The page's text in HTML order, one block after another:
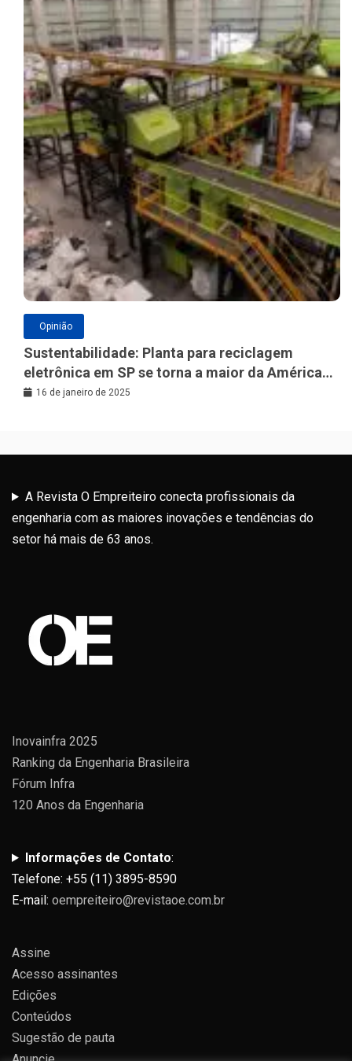
Opinião
Sustentabilidade: Planta para reciclagem
eletrônica em SP se torna a maior da América
Latina
16 de janeiro de 2025
A Revista O Empreiteiro conecta profissionais da
engenharia com as maiores inovações e tendências do
setor há mais de 63 anos.
Inovainfra 2025
Ranking da Engenharia Brasileira
Fórum Infra
120 Anos da Engenharia
Informações de Contato:
Telefone: +55 (11) 3895-8590
E-mail: oempreiteiro@revistaoe.com.br
Assine
Acesso assinantes
Edições
Conteúdos
Sugestão de pauta